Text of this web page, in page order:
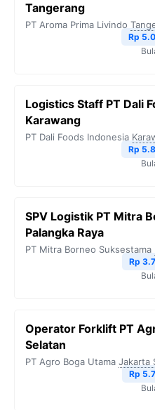
Tangerang
PT Aroma Prima Livindo
Rp
Logistics Staff PT Dali
Karawang
PT Dali Foods Indonesia
Rp
SPV Logistik PT Mitra
Palangka Raya
PT Mitra Borneo Suksestama
Rp
Operator Forklift PT
Selatan
PT Agro Boga Utama Jakarta
Rp